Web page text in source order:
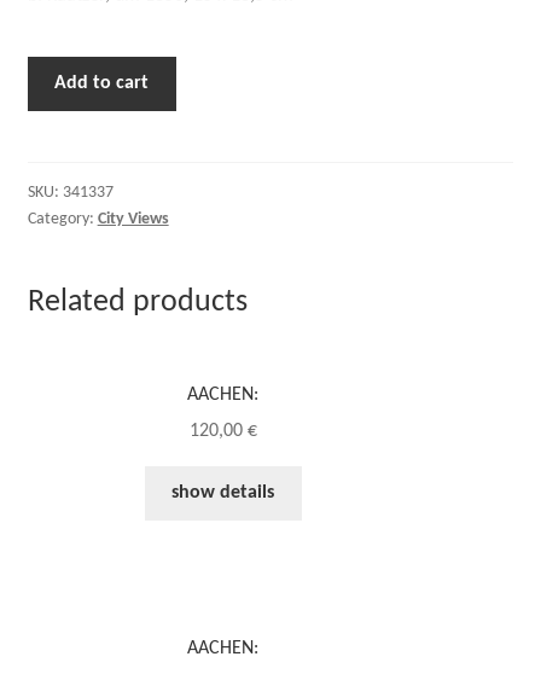
My Account
Add to cart
SKU: 341337
Category: City Views
Related products
AACHEN:
120,00 €
show details
AACHEN: